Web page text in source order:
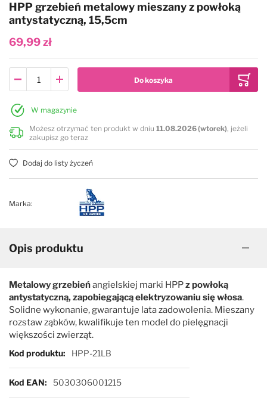
HPP grzebień metalowy mieszany z powłoką
antystatyczną, 15,5cm
69,99 zł
W magazynie
Możesz otrzymać ten produkt w dniu 11.08.2026 (wtorek), jeżeli
zakupisz go teraz
Dodaj do listy życzeń
Marka:
Opis produktu
Metalowy grzebieńangielskiej marki HPPz powłoką
antystatyczną, zapobiegającą elektryzowaniu się włosa.
Solidne wykonanie, gwarantuje lata zadowolenia. Mieszany
rozstaw ząbków, kwalifikuje ten model do pielęgnacji
większości zwierząt.
Więcej informacji
Kod produktu HPP-21LB
Kod EAN 5030306001215